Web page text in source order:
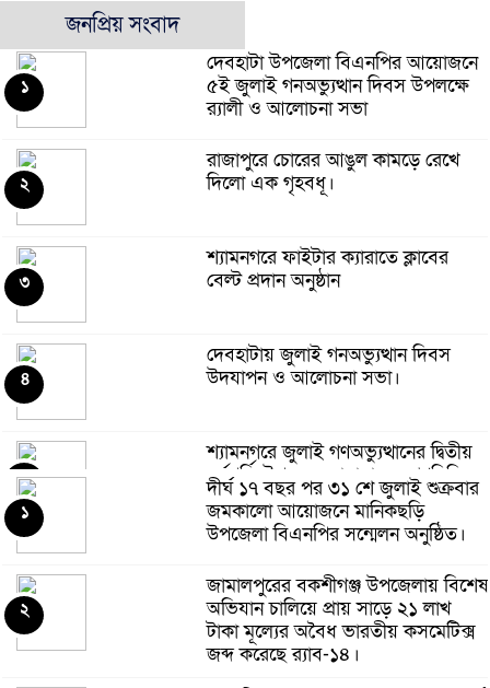
জনপ্রিয় সংবাদ
দেবহাটা উপজেলা বিএনপির আয়োজনে
৫ই জুলাই গনঅভ্যুত্থান দিবস উপলক্ষে
র‍্যালী ও আলোচনা সভা
১
রাজাপুরে চোরের আঙুল কামড়ে রেখে
দিলো এক গৃহবধূ।
২
শ্যামনগরে ফাইটার ক্যারাতে ক্লাবের
বেল্ট প্রদান অনুষ্ঠান
৩
দেবহাটায় জুলাই গনঅভ্যুত্থান দিবস
উদযাপন ও আলোচনা সভা।
৪
শ্যামনগরে জুলাই গণঅভ্যুত্থানের দ্বিতীয়
বর্ষপূর্তি উপলক্ষে জামায়াতের গণমিছিল
ও বিক্ষোভ সমাবেশ
৫
তানোরে জুলাই গণঅভ্যুত্থান দিবস
২০২৬ পালন উপলক্ষে আলোচনা সভা ও
পুরস্কার বিতরণ অনুষ্ঠিত হয়েছে।
৬
সঞ্চয়ের ৩৬ হাজার টাকা ফেরত না
পাওয়ার অভিযোগ, লেমুয়া বাজার মডেল
দীর্ঘ ১৭ বছর পর ৩১ শে জুলাই শুক্রবার
জমকালো আয়োজনে মানিকছড়ি
উপজেলা বিএনপির সন্মেলন অনুষ্ঠিত।
১
জামালপুরের বকশীগঞ্জ উপজেলায় বিশেষ
অভিযান চালিয়ে প্রায় সাড়ে ২১ লাখ
টাকা মূল্যের অবৈধ ভারতীয় কসমেটিক্স
জব্দ করেছে র‌্যাব-১৪।
২